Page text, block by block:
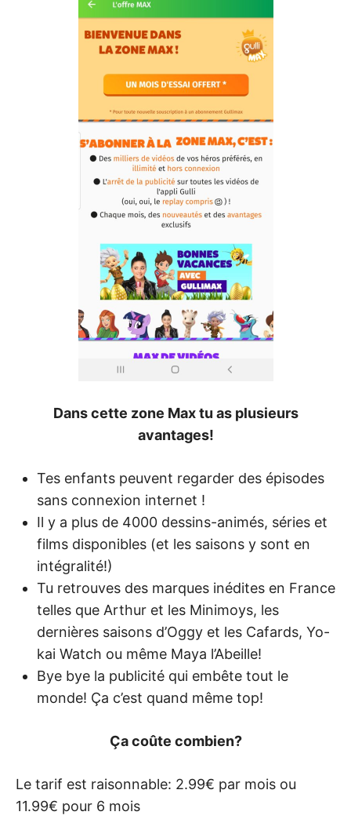
Dans cette zone Max tu as plusieurs
avantages!
Tes enfants peuvent regarder des épisodes
sans connexion internet !
Il y a plus de 4000 dessins-animés, séries et
films disponibles (et les saisons y sont en
intégralité!)
Tu retrouves des marques inédites en France
telles que Arthur et les Minimoys, les
dernières saisons d’Oggy et les Cafards, Yo-
kai Watch ou même Maya l’Abeille!
Bye bye la publicité qui embête tout le
monde! Ça c’est quand même top!
Ça coûte combien?
Le tarif est raisonnable: 2.99€ par mois ou
11.99€ pour 6 mois